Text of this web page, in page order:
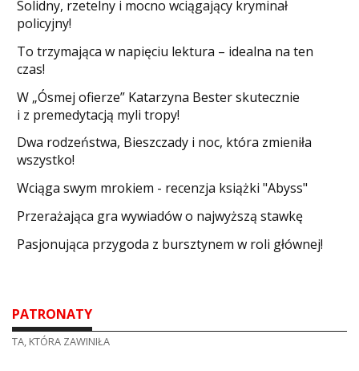
Solidny, rzetelny i mocno wciągający kryminał
policyjny!
​To trzymająca w napięciu lektura – idealna na ten
czas!
W „Ósmej ofierze” Katarzyna Bester skutecznie
i z premedytacją myli tropy!
Dwa rodzeństwa, Bieszczady i noc, która zmieniła
wszystko!
Wciąga swym mrokiem - recenzja książki "Abyss"
​Przerażająca gra wywiadów o najwyższą stawkę
Pasjonująca przygoda z bursztynem w roli głównej!
PATRONATY
TA, KTÓRA ZAWINIŁA